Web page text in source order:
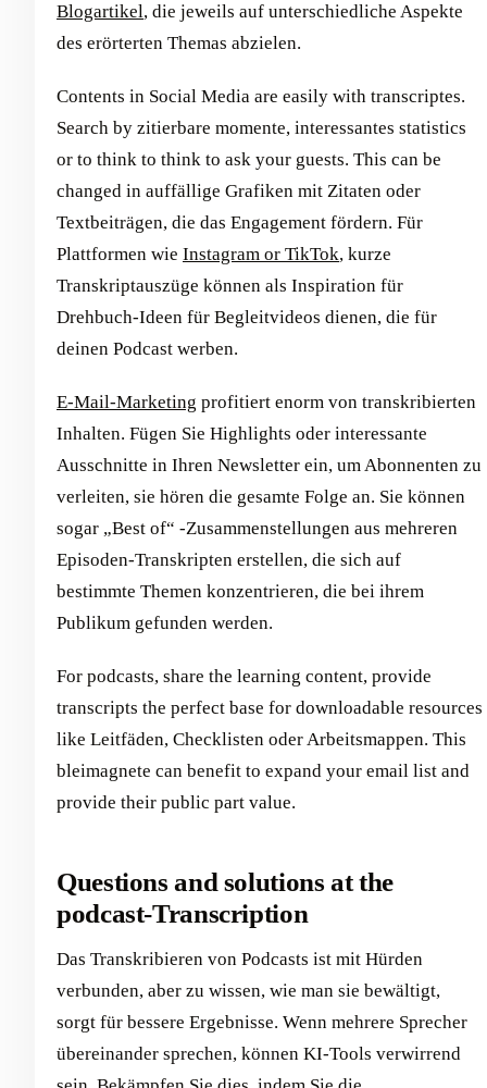
Blogartikel, die jeweils auf unterschiedliche Aspekte
des erörterten Themas abzielen.
Contents in Social Media are easily with transcriptes.
Search by zitierbare momente, interessantes statistics
or to think to think to ask your guests. This can be
changed in auffällige Grafiken mit Zitaten oder
Textbeiträgen, die das Engagement fördern. Für
Plattformen wie Instagram or TikTok, kurze
Transkriptauszüge können als Inspiration für
Drehbuch-Ideen für Begleitvideos dienen, die für
deinen Podcast werben.
E-Mail-Marketing profitiert enorm von transkribierten
Inhalten. Fügen Sie Highlights oder interessante
Ausschnitte in Ihren Newsletter ein, um Abonnenten zu
verleiten, sie hören die gesamte Folge an. Sie können
sogar „Best of“ -Zusammenstellungen aus mehreren
Episoden-Transkripten erstellen, die sich auf
bestimmte Themen konzentrieren, die bei ihrem
Publikum gefunden werden.
For podcasts, share the learning content, provide
transcripts the perfect base for downloadable resources
like Leitfäden, Checklisten oder Arbeitsmappen. This
bleimagnete can benefit to expand your email list and
provide their public part value.
Questions and solutions at the
podcast-Transcription
Das Transkribieren von Podcasts ist mit Hürden
verbunden, aber zu wissen, wie man sie bewältigt,
sorgt für bessere Ergebnisse. Wenn mehrere Sprecher
übereinander sprechen, können KI-Tools verwirrend